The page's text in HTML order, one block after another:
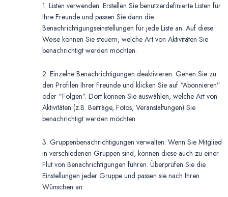
1. Listen verwenden: Erstellen Sie benutzerdefinierte Listen für
Ihre Freunde und passen Sie dann die
Benachrichtigungseinstellungen für jede Liste an. Auf diese
Weise können Sie steuern, welche Art von Aktivitäten Sie
benachrichtigt werden möchten.
2. Einzelne Benachrichtigungen deaktivieren: Gehen Sie zu
den Profilen Ihrer Freunde und klicken Sie auf “Abonnieren”
oder “Folgen”. Dort können Sie auswählen, welche Art von
Aktivitäten (z.B. Beiträge, Fotos, Veranstaltungen) Sie
benachrichtigt werden möchten.
3. Gruppenbenachrichtigungen verwalten: Wenn Sie Mitglied
in verschiedenen Gruppen sind, können diese auch zu einer
Flut von Benachrichtigungen führen. Überprüfen Sie die
Einstellungen jeder Gruppe und passen sie nach Ihren
Wünschen an.